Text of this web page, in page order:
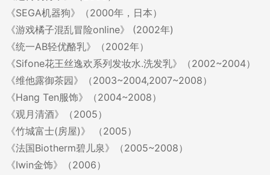
《SEGA机器狗》（2000年，日本）
《游戏橘子混乱冒险online》 (2002年)
《统一AB轻优酪乳》（2002年）
《Sifone花王丝逸欢系列发妆水.洗发乳》（2002~2004）
《维他露御茶园》（2003~2004,2007~2008）
《Hang Ten服饰》（2004~2008）
《观月清酒》（2005）
《竹城富士(房屋)》 （2005）
《法国Biotherm碧儿泉》（2005~2008）
《Iwin金饰》（2006）